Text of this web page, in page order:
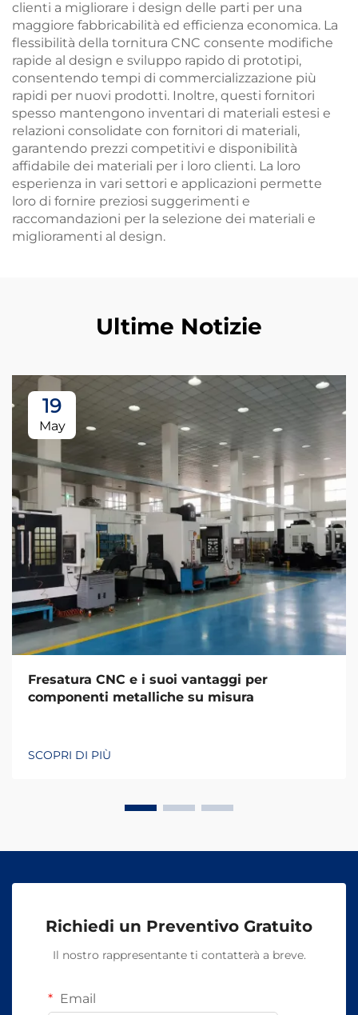
clienti a migliorare i design delle parti per una
maggiore fabbricabilità ed efficienza economica. La
flessibilità della tornitura CNC consente modifiche
rapide al design e sviluppo rapido di prototipi,
consentendo tempi di commercializzazione più
rapidi per nuovi prodotti. Inoltre, questi fornitori
spesso mantengono inventari di materiali estesi e
relazioni consolidate con fornitori di materiali,
garantendo prezzi competitivi e disponibilità
affidabile dei materiali per i loro clienti. La loro
esperienza in vari settori e applicazioni permette
loro di fornire preziosi suggerimenti e
raccomandazioni per la selezione dei materiali e
miglioramenti al design.
Ultime Notizie
19
May
Fresatura CNC e i suoi vantaggi per
componenti metalliche su misura
SCOPRI DI PIÙ
Richiedi un Preventivo Gratuito
Il nostro rappresentante ti contatterà a breve.
Email